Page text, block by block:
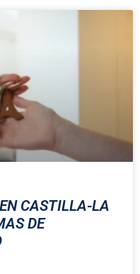
CASTILLA-LA
DE